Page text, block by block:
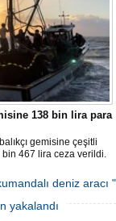
138 bin lira para
gemisine çeşitli
467 lira ceza verildi.
deniz aracı
yakalandı